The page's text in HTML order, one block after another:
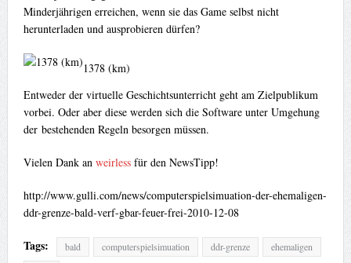
Minderjährigen erreichen, wenn sie das Game selbst nicht
herunterladen und ausprobieren dürfen?
1378 (km)
Entweder der virtuelle Geschichtsunterricht geht am Zielpublikum
vorbei. Oder aber diese werden sich die Software unter Umgehung
der bestehenden Regeln besorgen müssen.
Vielen Dank an weirlessfür den NewsTipp!
http://www.gulli.com/news/computerspielsimuation-der-ehemaligen-
ddr-grenze-bald-verf-gbar-feuer-frei-2010-12-08
Tags: bald computerspielsimuation ddr-grenze
ehemaligen